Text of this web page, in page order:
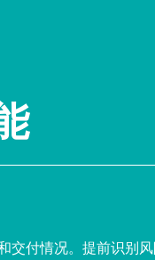
交付情况。提前识别